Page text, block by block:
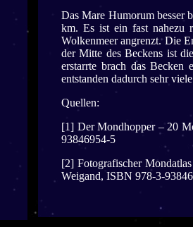
Das Mare Humorum besser
km. Es ist ein fast nahezu
Wolkenmeer angrenzt. Die
der Mitte des Beckens ist
erstarrte brach das Becken
entstanden dadurch sehr
Quellen:
[1] Der Mondhopper – 20
93846954-5
[2] Fotografischer
Weigand, ISBN 978-3-